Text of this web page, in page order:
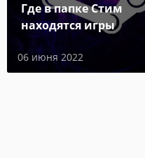
Где в папке Стим
находятся игры
06 июня 2022